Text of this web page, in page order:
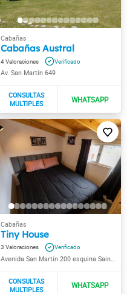
Cabañas Austral
4
Av. San Martín 649
Tiny House
3
Avenida San Martin 200 esquina Saint Exupery